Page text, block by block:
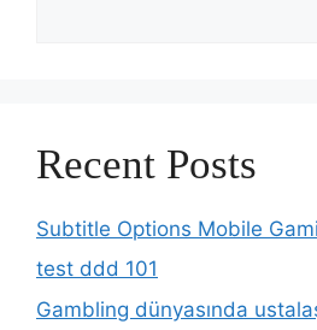
Recent Posts
Subtitle Options Mobile
test ddd 101
Gambling dünyasında